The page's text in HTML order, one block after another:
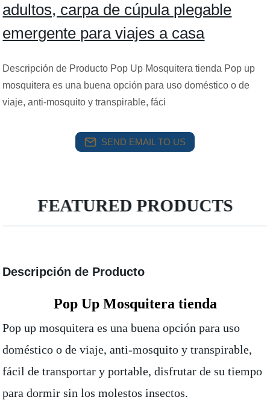
adultos, carpa de cúpula plegable
emergente para viajes a casa
Descripción de Producto Pop Up Mosquitera tienda Pop up
mosquitera es una buena opción para uso doméstico o de
viaje, anti-mosquito y transpirable, fáci
SEND EMAIL TO US
FEATURED PRODUCTS
Descripción de Producto
Pop Up Mosquitera tienda
Pop up mosquitera es una buena opción para uso
doméstico o de viaje, anti-mosquito y transpirable,
fácil de transportar y portable, disfrutar de su tiempo
para dormir sin los molestos insectos.